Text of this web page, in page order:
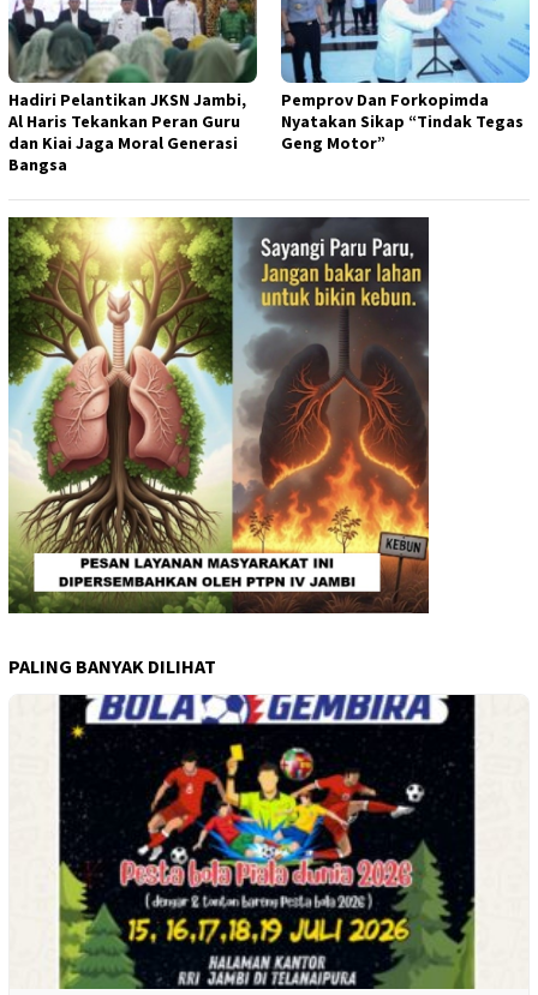
Hadiri Pelantikan JKSN Jambi,
Al Haris Tekankan Peran Guru
dan Kiai Jaga Moral Generasi
Bangsa
Pemprov Dan Forkopimda
Nyatakan Sikap “Tindak Tegas
Geng Motor”
PALING BANYAK DILIHAT